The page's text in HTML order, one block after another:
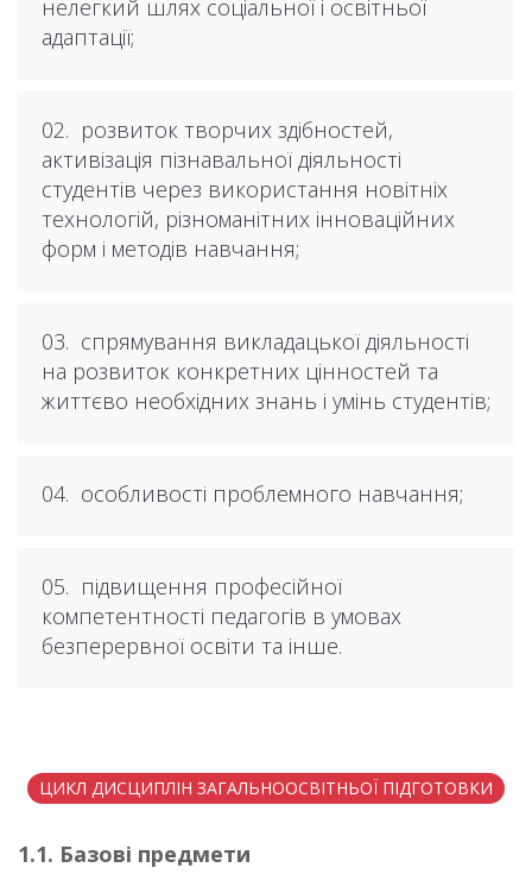
нелегкий шлях соціальної і освітньої
адаптації;
02. розвиток творчих здібностей,
активізація пізнавальної діяльності
студентів через використання новітніх
технологій, різноманітних інноваційних
форм і методів навчання;
03. спрямування викладацької діяльності
на розвиток конкретних цінностей та
життєво необхідних знань і умінь студентів;
04. особливості проблемного навчання;
05. підвищення професійної
компетентності педагогів в умовах
безперервної освіти та інше.
ЦИКЛ ДИСЦИПЛІН ЗАГАЛЬНООСВІТНЬОЇ ПІДГОТОВКИ
1.1. Базові предмети